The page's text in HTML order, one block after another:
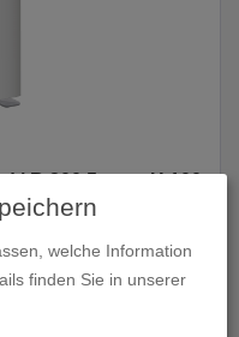
| B 200,5 cm x H 100
welche Information
finden Sie in unserer